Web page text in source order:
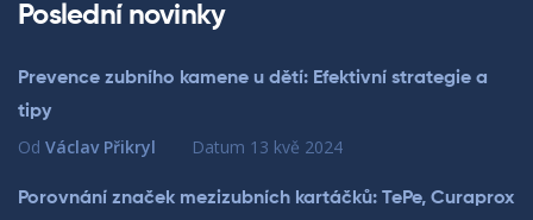
Poslední novinky
Prevence zubního kamene u dětí: Efektivní strategie a
tipy
Od Václav Přikryl Datum 13 kvě 2024
Porovnání značek mezizubních kartáčků: TePe, Curaprox